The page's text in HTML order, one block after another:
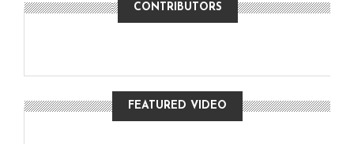
CONTRIBUTORS
FEATURED VIDEO